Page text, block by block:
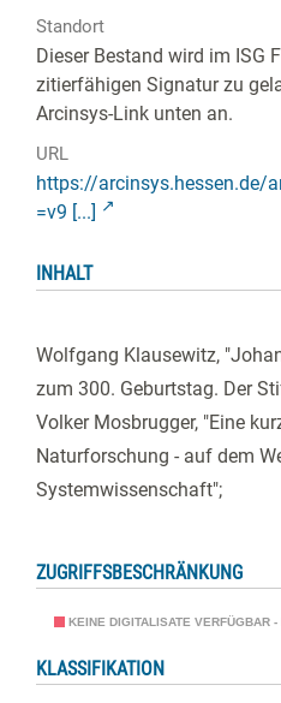
Standort
Dieser Bestand wird im ISG
zitierfähigen Signatur zu
Arcinsys-Link unten an.
URL
https://arcinsys.hessen.de/
=v9 [...]
INHALT
Wolfgang Klausewitz,
zum 300. Geburtstag. Der
Volker Mosbrugger, "Eine
Naturforschung - auf dem
Systemwissenschaft";
ZUGRIFFSBESCHRÄNKUNG
KEINE DIGITALISATE VERFÜGBAR
KLASSIFIKATION